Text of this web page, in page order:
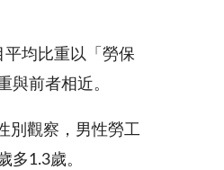
均比重以「勞保
與前者相近。
別觀察，男性勞工
多1.3歲。